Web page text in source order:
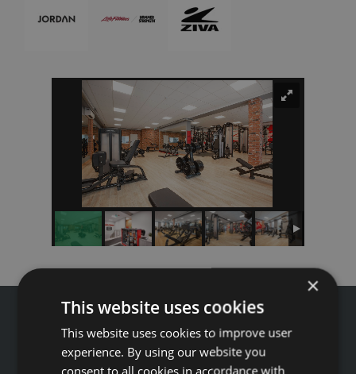
×
This website uses cookies
This website uses cookies to improve user
experience. By using our website you
consent to all cookies in accordance with